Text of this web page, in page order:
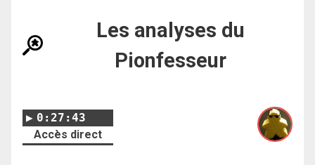
Les analyses du
Pionfesseur
0:27:43
Accès direct